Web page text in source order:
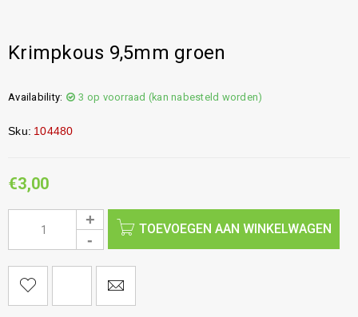
Krimpkous 9,5mm groen
Availability: 3 op voorraad (kan nabesteld worden)
Sku: 104480
€3,00
TOEVOEGEN AAN WINKELWAGEN